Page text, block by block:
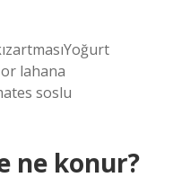
lahana
soslu
ne konur?